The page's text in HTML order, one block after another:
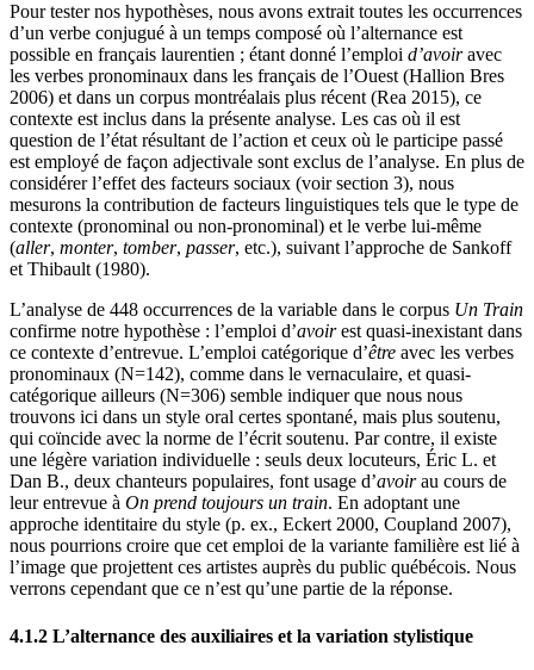
Pour tester nos hypothèses, nous avons extrait toutes les occurrences
d’un verbe conjugué à un temps composé où l’alternance est
possible en français laurentien ; étant donné l’emploi d’avoiravec
les verbes pronominaux dans les français de l’Ouest (Hallion Bres
2006) et dans un corpus montréalais plus récent (Rea 2015), ce
contexte est inclus dans la présente analyse. Les cas où il est
question de l’état résultant de l’action et ceux où le participe passé
est employé de façon adjectivale sont exclus de l’analyse. En plus de
considérer l’effet des facteurs sociaux (voir section 3), nous
mesurons la contribution de facteurs linguistiques tels que le type de
contexte (pronominal ou non-pronominal) et le verbe lui-même
(aller, monter, tomber, passer, etc.), suivant l’approche de Sankoff
et Thibault (1980).
L’analyse de 448 occurrences de la variable dans le corpus Un Train
confirme notre hypothèse : l’emploi d’avoirest quasi-inexistant dans
ce contexte d’entrevue. L’emploi catégorique d’être avec les verbes
pronominaux (N=142), comme dans le vernaculaire, et quasi-
catégorique ailleurs (N=306) semble indiquer que nous nous
trouvons ici dans un style oral certes spontané, mais plus soutenu,
qui coïncide avec la norme de l’écrit soutenu. Par contre, il existe
une légère variation individuelle : seuls deux locuteurs, Éric L. et
Dan B., deux chanteurs populaires, font usage d’avoirau cours de
leur entrevue à On prend toujours un train. En adoptant une
approche identitaire du style (p. ex., Eckert 2000, Coupland 2007),
nous pourrions croire que cet emploi de la variante familière est lié à
l’image que projettent ces artistes auprès du public québécois. Nous
verrons cependant que ce n’est qu’une partie de la réponse.
4.1.2 L’alternance des auxiliaires et la variation stylistique